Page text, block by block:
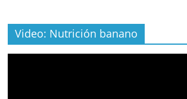
Video: Nutrición banano